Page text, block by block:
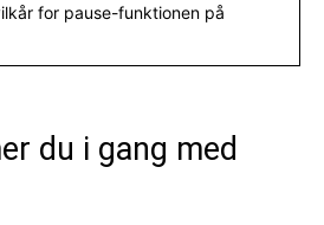
for pause-funktionen på
du i gang med